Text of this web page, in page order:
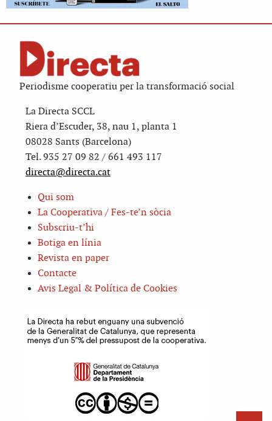
Periodisme cooperatiu per la transformació social
La Directa SCCL
Riera d’Escuder, 38, nau 1, planta 1
08028 Sants (Barcelona)
Tel. 935 27 09 82 / 661 493 117
directa@directa.cat
Qui som
La Cooperativa / Fes-te’n sòcia
Subscriu-t’hi
Botiga en línia
Revista en paper
Contacte
Avis Legal & Política de Cookies